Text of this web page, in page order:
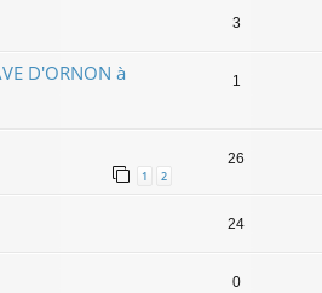
3
D'ORNON à
1
1 2
26
24
0